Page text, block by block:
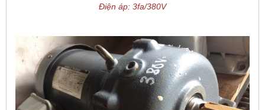
Điện áp: 3fa/380V